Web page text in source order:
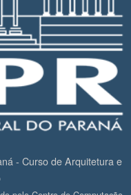
- Curso de Arquitetura e